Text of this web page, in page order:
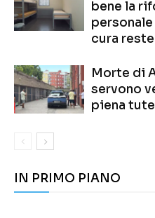
bene la
cura
Morte di
servono
piena
IN PRIMO PIANO